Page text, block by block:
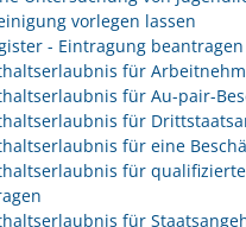
vorlegen lassen
- Eintragung beantragen
für
für Au-pair-
für
für eine
für
für